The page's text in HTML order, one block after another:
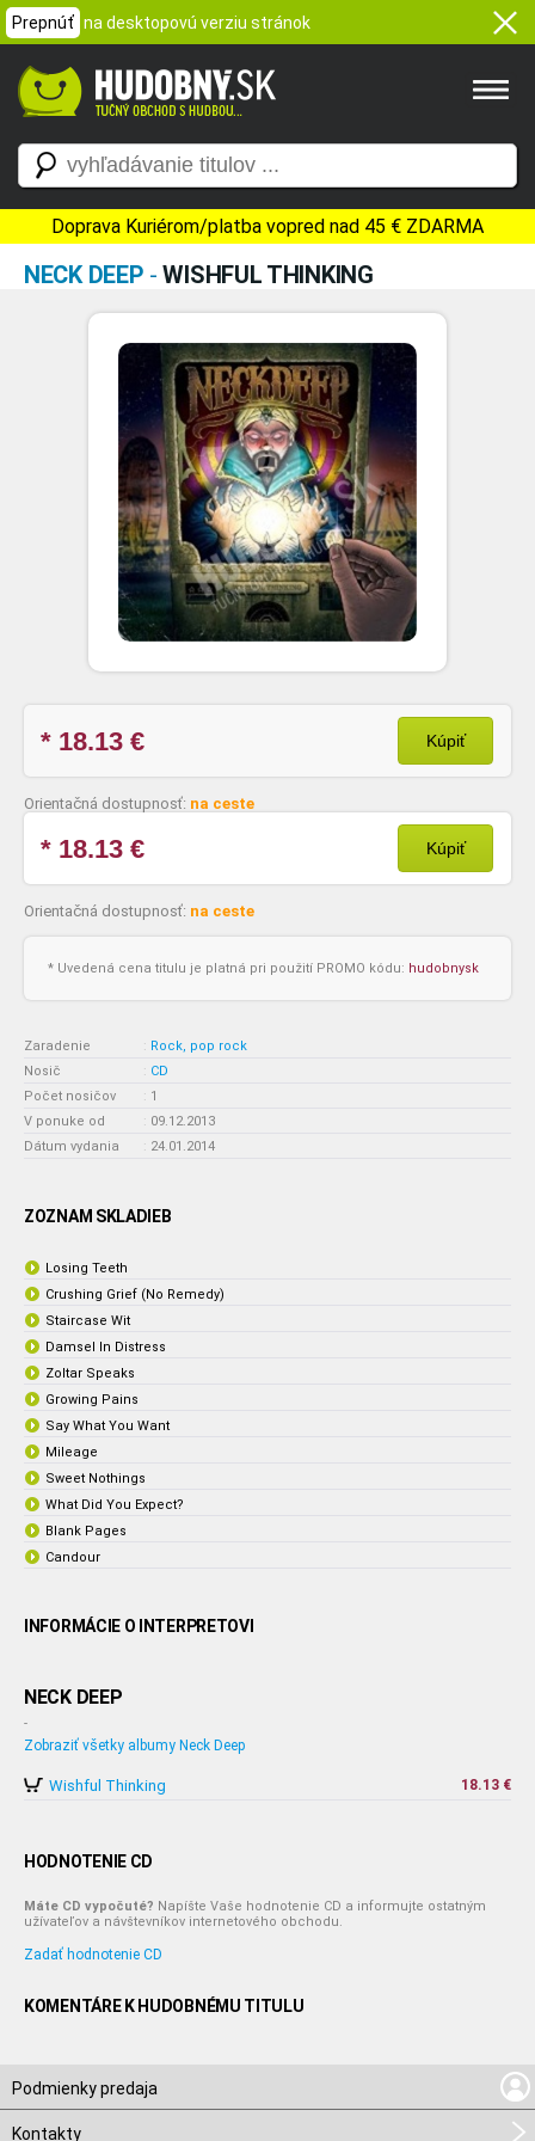
Prepnúť na desktopovú verziu stránok
Doprava Kuriérom/platba vopred nad 45 € ZDARMA
NECK DEEP -WISHFUL THINKING
* 18.13 € Kúpiť
Orientačná dostupnosť: na ceste
* 18.13 € Kúpiť
Orientačná dostupnosť: na ceste
* Uvedená cena titulu je platná pri použití PROMO kódu: hudobnysk
Zaradenie : Rock, pop rock
Nosič
: CD
Počet nosičov
: 1
V ponuke od
: 09.12.2013
Dátum vydania
: 24.01.2014
ZOZNAM SKLADIEB
Losing Teeth
Crushing Grief (No Remedy)
Staircase Wit
Damsel In Distress
Zoltar Speaks
Growing Pains
Say What You Want
Mileage
Sweet Nothings
What Did You Expect?
Blank Pages
Candour
INFORMÁCIE O INTERPRETOVI
NECK DEEP
-
Zobraziť všetky albumy Neck Deep
Wishful Thinking 18.13 €
HODNOTENIE CD
Máte CD vypočuté? Napíšte Vaše hodnotenie CD a informujte ostatným
užívateľov a návštevníkov internetového obchodu.
Zadať hodnotenie CD
KOMENTÁRE K HUDOBNÉMU TITULU
Podmienky predaja
Kontakty